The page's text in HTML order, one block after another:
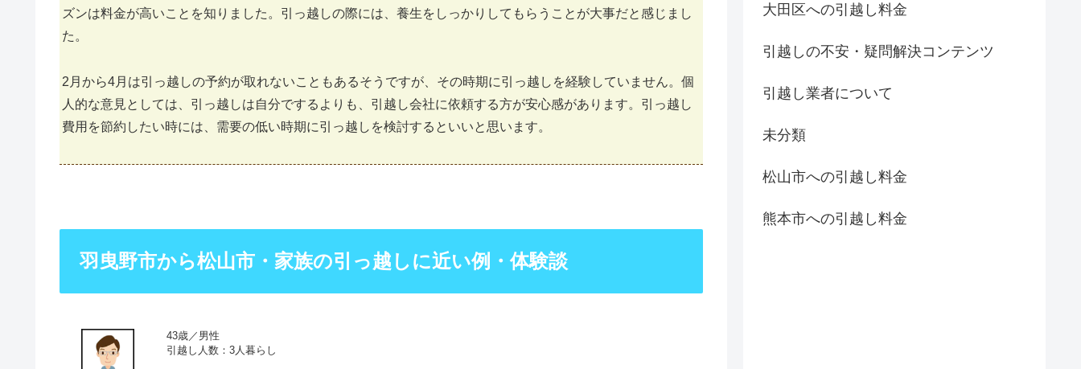
ズンは料金が高いことを知りました。引っ越しの際には、養生をしっかりしてもらうことが大事だと感じまし
た。
2月から4月は引っ越しの予約が取れないこともあるそうですが、その時期に引っ越しを経験していません。個
人的な意見としては、引っ越しは自分でするよりも、引越し会社に依頼する方が安心感があります。引っ越し
費用を節約したい時には、需要の低い時期に引っ越しを検討するといいと思います。
羽曳野市から松山市・家族の引っ越しに近い例・体験談
43歳／男性
引越し人数：3人暮らし
大田区への引越し料金
引越しの不安・疑問解決コンテンツ
引越し業者について
未分類
松山市への引越し料金
熊本市への引越し料金